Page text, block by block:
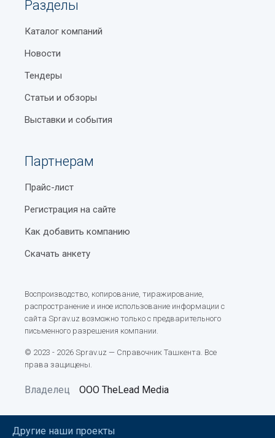
Разделы
Каталог компаний
Новости
Тендеры
Статьи и обзоры
Выставки и события
Партнерам
Прайс-лист
Регистрация на сайте
Как добавить компанию
Скачать анкету
Воспроизводство, копирование, тиражирование,
распространение и иное использование информации с
сайта Sprav.uz возможно только с предварительного
письменного разрешения компании.
© 2023 - 2026 Sprav.uz — Справочник Ташкента. Все
права защищены.
Владелец ООО TheLead Media
Другие наши проекты